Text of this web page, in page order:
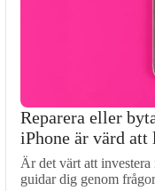
Reparera eller
iPhone är värd att
Är det värt att
guidar dig genom